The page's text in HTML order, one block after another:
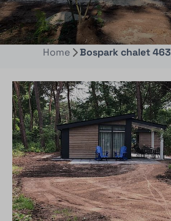
Home Bospark chalet 463